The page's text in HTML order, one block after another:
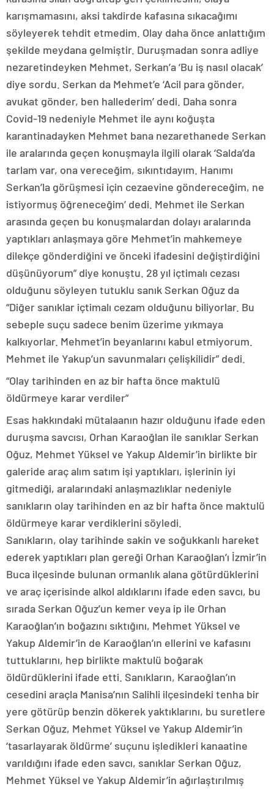
karışmamasını, aksi takdirde kafasına sıkacağımı
söyleyerek tehdit etmedim. Olay daha önce anlattığım
şekilde meydana gelmiştir. Duruşmadan sonra adliye
nezaretindeyken Mehmet, Serkan’a ‘Bu iş nasıl olacak’
diye sordu. Serkan da Mehmet’e ‘Acil para gönder,
avukat gönder, ben hallederim’ dedi. Daha sonra
Covid-19 nedeniyle Mehmet ile aynı koğuşta
karantinadayken Mehmet bana nezarethanede Serkan
ile aralarında geçen konuşmayla ilgili olarak ‘Salda’da
tarlam var, ona vereceğim, sıkıntıdayım. Hanımı
Serkan’la görüşmesi için cezaevine göndereceğim, ne
istiyormuş öğreneceğim’ dedi. Mehmet ile Serkan
arasında geçen bu konuşmalardan dolayı aralarında
yaptıkları anlaşmaya göre Mehmet’in mahkemeye
dilekçe gönderdiğini ve önceki ifadesini değiştirdiğini
düşünüyorum” diye konuştu. 28 yıl içtimalı cezası
olduğunu söyleyen tutuklu sanık Serkan Oğuz da
“Diğer sanıklar içtimalı cezam olduğunu biliyorlar. Bu
sebeple suçu sadece benim üzerime yıkmaya
kalkıyorlar. Mehmet’in beyanlarını kabul etmiyorum.
Mehmet ile Yakup’un savunmaları çelişkilidir” dedi.
“Olay tarihinden en az bir hafta önce maktulü
öldürmeye karar verdiler”
Esas hakkındaki mütalaanın hazır olduğunu ifade eden
duruşma savcısı, Orhan Karaoğlan ile sanıklar Serkan
Oğuz, Mehmet Yüksel ve Yakup Aldemir’in birlikte bir
galeride araç alım satım işi yaptıkları, işlerinin iyi
gitmediği, aralarındaki anlaşmazlıklar nedeniyle
sanıkların olay tarihinden en az bir hafta önce maktulü
öldürmeye karar verdiklerini söyledi.
Sanıkların, olay tarihinde sakin ve soğukkanlı hareket
ederek yaptıkları plan gereği Orhan Karaoğlan’ı İzmir’in
Buca ilçesinde bulunan ormanlık alana götürdüklerini
ve araç içerisinde alkol aldıklarını ifade eden savcı, bu
sırada Serkan Oğuz’un kemer veya ip ile Orhan
Karaoğlan’ın boğazını sıktığını, Mehmet Yüksel ve
Yakup Aldemir’in de Karaoğlan’ın ellerini ve kafasını
tuttuklarını, hep birlikte maktulü boğarak
öldürdüklerini ifade etti. Sanıkların, Karaoğlan’ın
cesedini araçla Manisa’nın Salihli ilçesindeki tenha bir
yere götürüp benzin dökerek yaktıklarını, bu suretlere
Serkan Oğuz, Mehmet Yüksel ve Yakup Aldemir’in
‘tasarlayarak öldürme’ suçunu işledikleri kanaatine
varıldığını ifade eden savcı, sanıklar Serkan Oğuz,
Mehmet Yüksel ve Yakup Aldemir’in ağırlaştırılmış